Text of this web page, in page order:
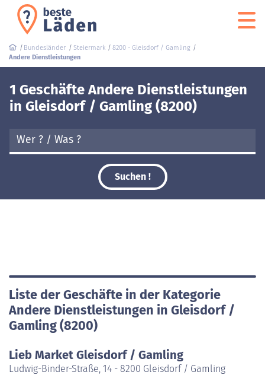
Bundesländer Steiermark
8200 - Gleisdorf / Gamling
Andere Dienstleistungen
1 Geschäfte Andere Dienstleistungen
in Gleisdorf / Gamling (8200)
Suchen !
Liste der Geschäfte in der Kategorie
Andere Dienstleistungen in Gleisdorf /
Gamling (8200)
Lieb Market Gleisdorf / Gamling
Ludwig-Binder-Straße, 14 - 8200 Gleisdorf / Gamling